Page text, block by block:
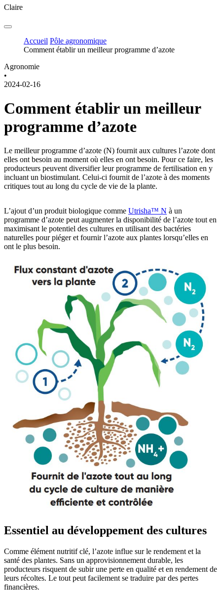
Claire
Accueil Pôle agronomique
Comment établir un meilleur programme d’azote
Agronomie
•
2024-02-16
Comment établir un meilleur
programme d’azote
Le meilleur programme d’azote (N) fournit aux cultures l’azote dont
elles ont besoin au moment où elles en ont besoin. Pour ce faire, les
producteurs peuvent diversifier leur programme de fertilisation en y
incluant un biostimulant. Celui-ci fournit de l’azote à des moments
critiques tout au long du cycle de vie de la plante.
L’ajout d’un produit biologique comme Utrisha™ N à un
programme d’azote peut augmenter la disponibilité de l’azote tout en
maximisant le potentiel des cultures en utilisant des bactéries
naturelles pour piéger et fournir l’azote aux plantes lorsqu’elles en
ont le plus besoin.
Essentiel au développement des cultures
Comme élément nutritif clé, l’azote influe sur le rendement et la
santé des plantes. Sans un approvisionnement durable, les
producteurs risquent de subir une perte en qualité et en rendement de
leurs récoltes. Le tout peut facilement se traduire par des pertes
financières.